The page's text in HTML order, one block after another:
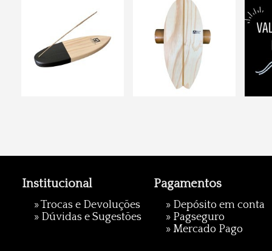
Institucional
»Trocas e Devoluções
» Dúvidas e Sugestões
Pagamentos
» Depósito em conta
» Pagseguro
» Mercado Pago